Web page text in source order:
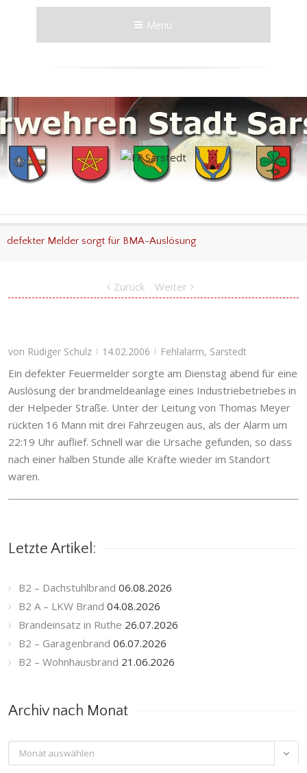
Menü
defekter Melder sorgt für BMA-Auslösung
Zurück Weiter
von Rüdiger Schulz | 14.02.2006 | Fehlalarm, Sarstedt
Ein defekter Feuermelder sorgte am Dienstag abend für eine
Auslösung der brandmeldeanlage eines Industriebetriebes in
der Helpeder Straße. Unter der Leitung von Thomas Meyer
rückten 16 Mann mit drei Fahrzeugen aus, als der Alarm um
22:19 Uhr auflief. Schnell war die Ursache gefunden, so dass
nach einer halben Stunde alle Kräfte wieder im Standort
waren.
Letzte Artikel:
B2 – Dachstuhlbrand 06.08.2026
B2 A – LKW Brand 04.08.2026
Brandeinsatz in Ruthe 26.07.2026
B2 – Garagenbrand 06.07.2026
B2 – Wohnhausbrand 21.06.2026
Archiv nach Monat
Archiv
nach
